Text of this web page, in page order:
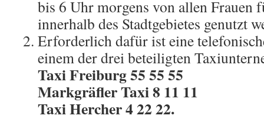
bis 6 Uhr morgens von allen Frauen
innerhalb des Stadtgebietes genutzt
Erforderlich dafür ist eine
einem der drei beteiligten
Taxi Freiburg 55 55 55
Markgräfler Taxi 8 11 11
Taxi Hercher 4 22 22.